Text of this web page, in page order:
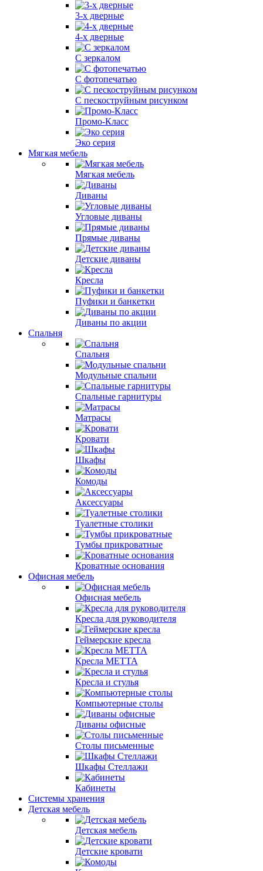
3-х дверные
4-х дверные
С зеркалом
С фотопечатью
С пескоструйным рисунком
Промо-Класс
Эко серия
Мягкая мебель
Мягкая мебель
Диваны
Угловые диваны
Прямые диваны
Детские диваны
Кресла
Пуфики и банкетки
Диваны по акции
Спальня
Спальня
Модульные спальни
Спальные гарнитуры
Матрасы
Кровати
Шкафы
Комоды
Аксессуары
Туалетные столики
Тумбы прикроватные
Кроватные основания
Офисная мебель
Офисная мебель
Кресла для руководителя
Геймерские кресла
Кресла МЕТТА
Кресла и стулья
Компьютерные столы
Диваны офисные
Столы письменные
Шкафы Стеллажи
Кабинеты
Системы хранения
Детская мебель
Детская мебель
Детские кровати